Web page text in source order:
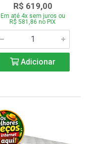
R$ 619,00
Em até 4x sem juros ou
R$ 581,86 no PIX
Adicionar